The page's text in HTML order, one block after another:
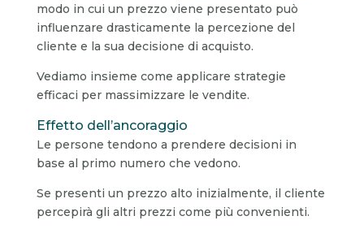
modo in cui un prezzo viene presentato può
influenzare drasticamente la percezione del
cliente e la sua decisione di acquisto.
Vediamo insieme come applicare strategie
efficaci per massimizzare le vendite.
Effetto dell’ancoraggio
Le persone tendono a prendere decisioni in
base al primo numero che vedono.
Se presenti un prezzo alto inizialmente, il cliente
percepirà gli altri prezzi come più convenienti.